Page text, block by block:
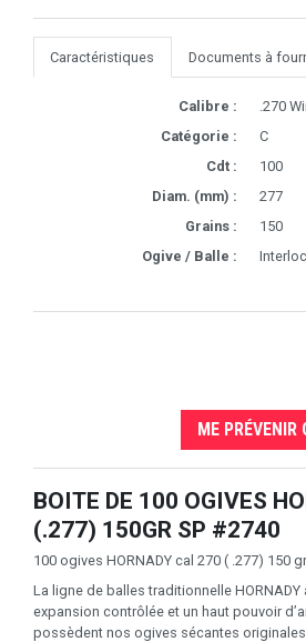
Caractéristiques Documents à
Calibre :
.270
Catégorie :
C
Cdt :
100
Diam. (mm) :
277
Grains :
150
Ogive / Balle :
ME PRÉVENIR
BOITE DE 100 OGIVES
(.277) 150GR SP #2740
100 ogives HORNADY cal 270 ( .277) 150
La ligne de balles traditionnelle
expansion contrôlée et un haut pouvoir
possèdent nos ogives sécantes